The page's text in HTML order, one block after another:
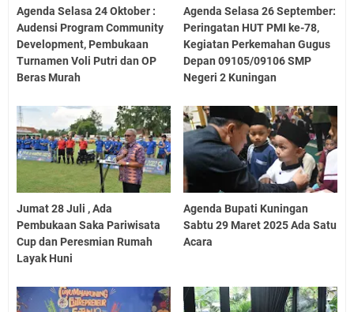
Agenda Selasa 24 Oktober :
Audensi Program Community
Development, Pembukaan
Turnamen Voli Putri dan OP
Beras Murah
Agenda Selasa 26 September:
Peringatan HUT PMI ke-78,
Kegiatan Perkemahan Gugus
Depan 09105/09106 SMP
Negeri 2 Kuningan
Jumat 28 Juli , Ada
Pembukaan Saka Pariwisata
Cup dan Peresmian Rumah
Layak Huni
Agenda Bupati Kuningan
Sabtu 29 Maret 2025 Ada Satu
Acara